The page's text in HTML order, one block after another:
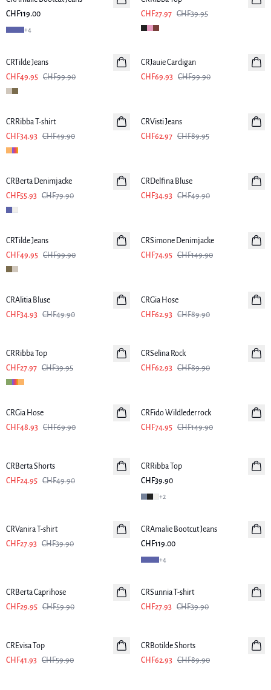
CHF119.00
+4
CHF27.97 CHF39.95
CRTilde Jeans
CHF49.95 CHF99.90
CRJauie Cardigan
CHF69.93 CHF99.90
-30%
CRRibba T-shirt
CHF34.93 CHF49.90
CRVisti Jeans
CHF62.97 CHF89.95
-30%
CRBerta Denimjacke
CHF55.93 CHF79.90
CRDelfina Bluse
CHF34.93 CHF49.90
-50%
CRTilde Jeans
CHF49.95 CHF99.90
CRSimone Denimjacke
CHF74.95 CHF149.90
-30%
CRAlitia Bluse
CHF34.93 CHF49.90
CRGia Hose
CHF62.93 CHF89.90
CRRibba Top
CHF27.97 CHF39.95
CRSelina Rock
CHF62.93 CHF89.90
-30%
CRGia Hose
CHF48.93 CHF69.90
CRFido Wildlederrock
CHF74.95 CHF149.90
CRBerta Shorts
CHF24.95 CHF49.90
Neuheiten
CRRibba Top
CHF39.90
+2
CRVanira T-shirt
CHF27.93 CHF39.90
Neuheiten
CRAmalie Bootcut Jeans
CHF119.00
+4
CRBerta Caprihose
CHF29.95 CHF59.90
CRSunnia T-shirt
CHF27.93 CHF39.90
CREvisa Top
CHF41.93 CHF59.90
CRBotilde Shorts
CHF62.93 CHF89.90